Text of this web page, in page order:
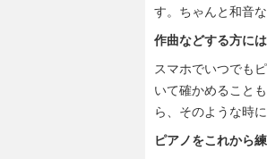
す。ちゃんと和音
作曲などする方に
スマホでいつでも
いて確かめること
ら、そのような時
ピアノをこれから